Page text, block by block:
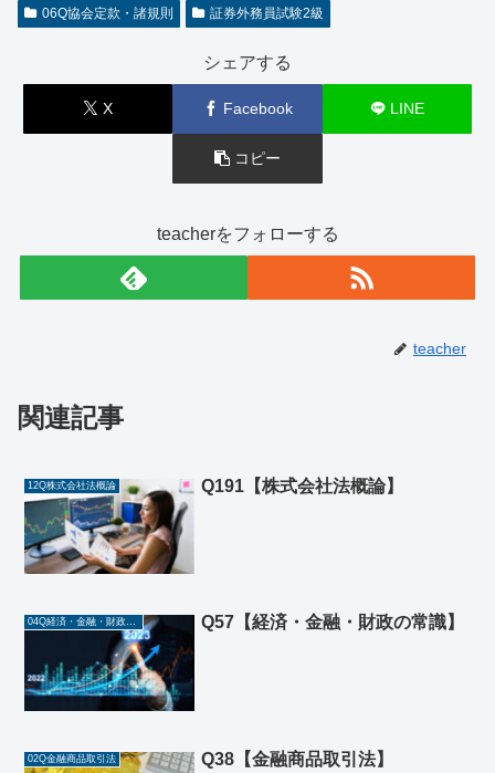
06Q協会定款・諸規則 証券外務員試験2級
シェアする
X Facebook LINE
コピー
teacherをフォローする
teacher
関連記事
12Q株式会社法概論 Q191【株式会社法概論】
04Q経済・金融・財政の常識 Q57【経済・金融・財政の常識】
02Q金融商品取引法 Q38【金融商品取引法】